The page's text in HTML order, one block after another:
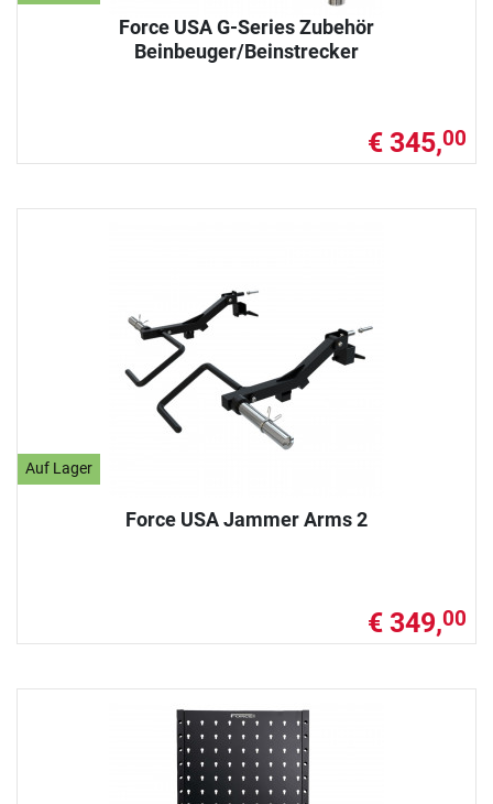
Force USA G-Series Zubehör
Beinbeuger/Beinstrecker
€ 345,00
Auf Lager
Force USA Jammer Arms 2
€ 349,00